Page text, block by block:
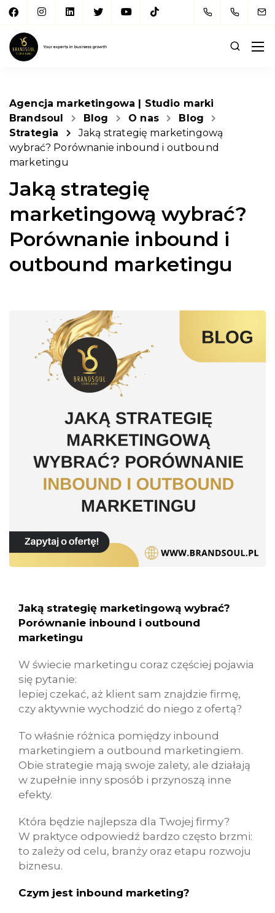
Agencja marketingowa | Studio marki
Brandsoul
Blog O nas
Blog
Strategia
Jaką strategię marketingową
wybrać? Porównanie inbound i outbound
marketingu
Jaką strategię
marketingową wybrać?
Porównanie inbound i
outbound marketingu
Jaką strategię marketingową wybrać?
Porównanie inbound i outbound
marketingu
W świecie marketingu coraz częściej pojawia
się pytanie:
lepiej czekać, aż klient sam znajdzie firmę,
czy aktywnie wychodzić do niego z ofertą?
To właśnie różnica pomiędzy inbound
marketingiem a outbound marketingiem.
Obie strategie mają swoje zalety, ale działają
w zupełnie inny sposób i przynoszą inne
efekty.
Która będzie najlepsza dla Twojej firmy?
W praktyce odpowiedź bardzo często brzmi:
to zależy od celu, branży oraz etapu rozwoju
biznesu.
Czym jest inbound marketing?